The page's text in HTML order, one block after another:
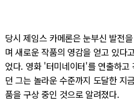
당시 제임스 카메론은 눈부신 발전
며 새로운 작품의 영감을 얻고 있다
었다. 영화 '터미네이터'를 연출하고
던 그는 놀라운 수준까지 도달한 지
품을 구상 중인 것으로 알려졌다.